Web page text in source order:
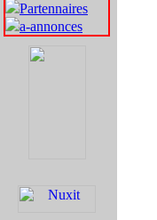
Partennaires
a-annonces